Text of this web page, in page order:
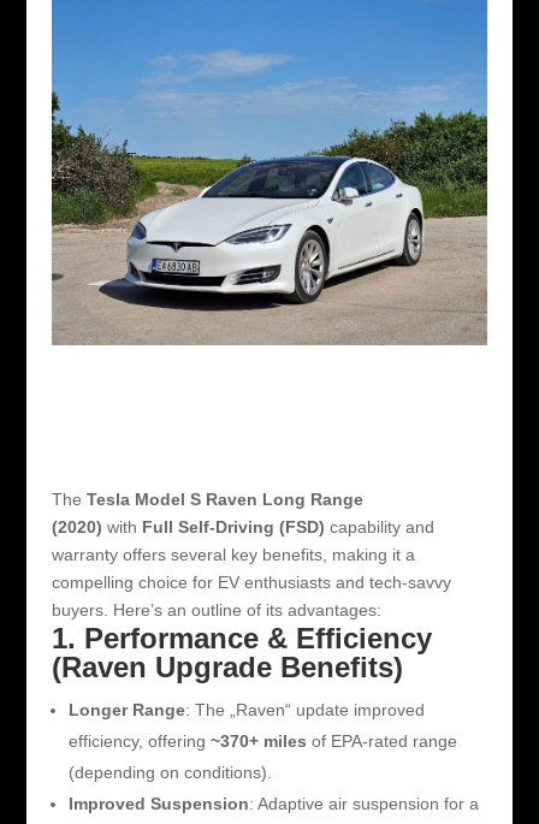
The Tesla Model S Raven Long Range
(2020) with Full Self-Driving (FSD) capability and
warranty offers several key benefits, making it a
compelling choice for EV enthusiasts and tech-savvy
buyers. Here’s an outline of its advantages:
1. Performance & Efficiency
(Raven Upgrade Benefits)
Longer Range: The „Raven“ update improved
efficiency, offering ~370+ miles of EPA-rated range
(depending on conditions).
Improved Suspension: Adaptive air suspension for a